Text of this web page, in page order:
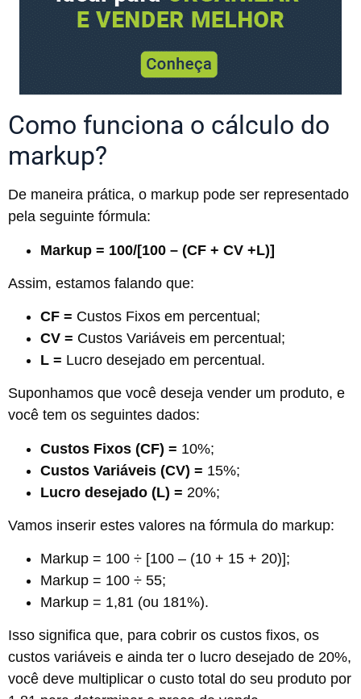
Como funciona o cálculo do
markup?
De maneira prática, o markup pode ser representado
pela seguinte fórmula:
Markup = 100/[100 – (CF + CV +L)]
Assim, estamos falando que:
CF = Custos Fixos em percentual;
CV = Custos Variáveis em percentual;
L = Lucro desejado em percentual.
Suponhamos que você deseja vender um produto, e
você tem os seguintes dados:
Custos Fixos (CF) = 10%;
Custos Variáveis (CV) = 15%;
Lucro desejado (L) = 20%;
Vamos inserir estes valores na fórmula do markup:
Markup = 100 ÷ [100 – (10 + 15 + 20)];
Markup = 100 ÷ 55;
Markup = 1,81 (ou 181%).
Isso significa que, para cobrir os custos fixos, os
custos variáveis e ainda ter o lucro desejado de 20%,
você deve multiplicar o custo total do seu produto por